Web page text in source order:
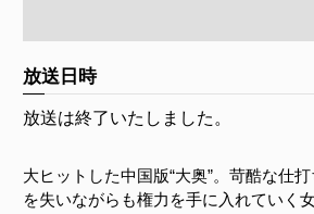
放送日時
放送は終了いたしました。
大ヒットした中国版“大奥”。苛酷な仕
を失いながらも権力を手に入れていく